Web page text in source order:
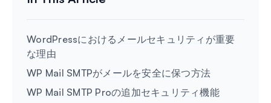
WordPressにおけるメールセキュリティが重要
な理由
WP Mail SMTPがメールを安全に保つ方法
WP Mail SMTP Proの追加セキュリティ機能